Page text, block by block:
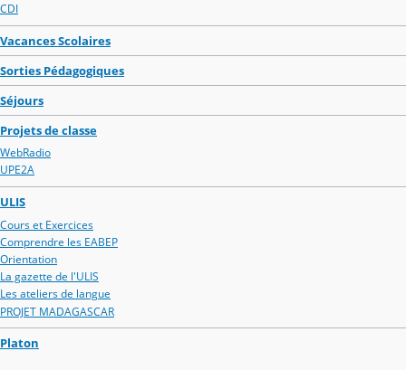
CDI
Vacances Scolaires
Sorties Pédagogiques
Séjours
Projets de classe
WebRadio
UPE2A
ULIS
Cours et Exercices
Comprendre les EABEP
Orientation
La gazette de l'ULIS
Les ateliers de langue
PROJET MADAGASCAR
Platon